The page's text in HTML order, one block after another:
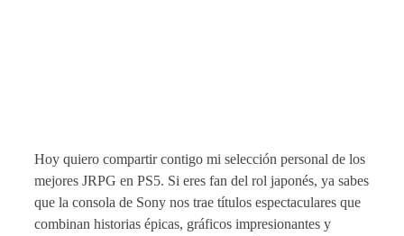
Hoy quiero compartir contigo mi selección personal de los
mejores JRPG en PS5. Si eres fan del rol japonés, ya sabes
que la consola de Sony nos trae títulos espectaculares que
combinan historias épicas, gráficos impresionantes y